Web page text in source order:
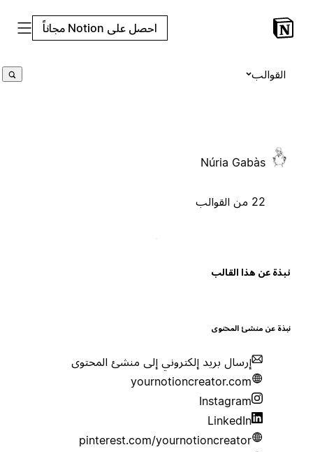
احصل على Notion مجاناً
القوالب
Núria Gabàs
عن هذا القالب
عن منشئ المحتوى
إرسال بريد إلكتروني إلى منشئ المحتوى
yournotioncreator.com
Instagram
LinkedIn
pinterest.com/yournotioncreator